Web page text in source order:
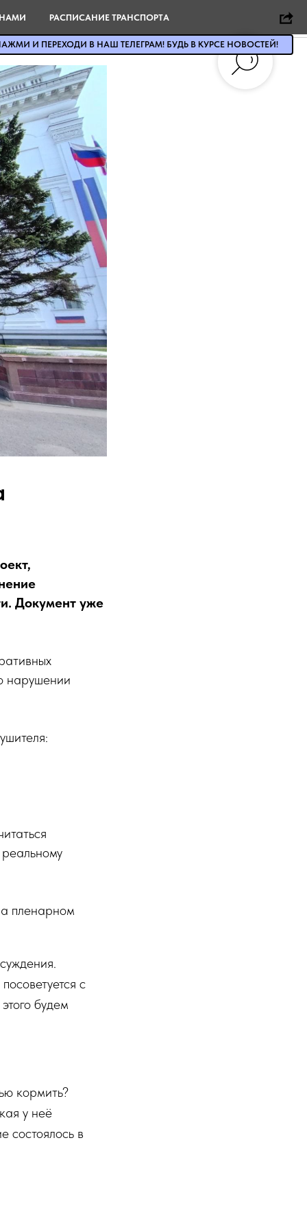
Документ уже
нарушении
пленарном
с
будем
кормить?
у неё
состоялось в
РАСПИСАНИЕ ТРАНСПОРТА
И ПЕРЕХОДИ В НАШ ТЕЛЕГРАМ! БУДЬ В КУРСЕ НОВОСТЕЙ!